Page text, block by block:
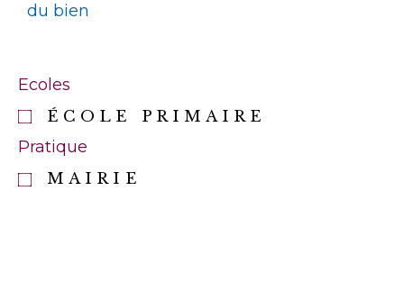
du bien
Ecoles
ÉCOLE PRIMAIRE
Pratique
MAIRIE